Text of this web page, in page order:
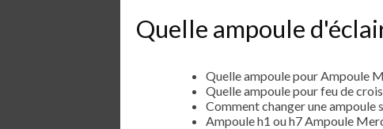
Quelle ampoule
Quelle ampoule pour Ampoule
Quelle ampoule pour feu de
Comment changer une ampoule
Ampoule h1 ou h7 Ampoule